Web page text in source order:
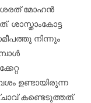
ശരത് മോഹൻ
നിന്നും
ഉണ്ടായിരുന്ന
കണ്ടെടുത്തത്.